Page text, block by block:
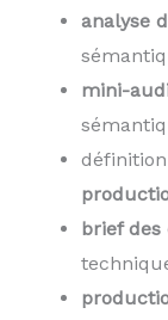
analyse
mini-
brief